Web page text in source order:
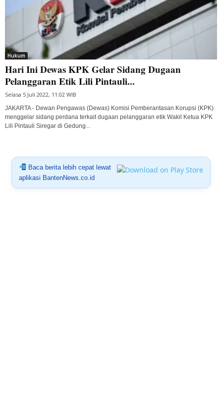
Hukum
Hari Ini Dewas KPK Gelar Sidang Dugaan
Pelanggaran Etik Lili Pintauli...
Selasa 5 Juli 2022, 11:02 WIB
JAKARTA - Dewan Pengawas (Dewas) Komisi Pemberantasan Korupsi (KPK)
menggelar sidang perdana terkait dugaan pelanggaran etik Wakil Ketua KPK
Lili Pintauli Siregar di Gedung...
Baca berita lebih cepat lewat
aplikasi BantenNews.co.id